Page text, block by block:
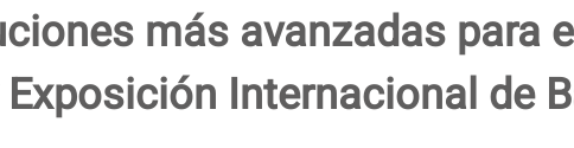
más avanzadas para
Internacional de